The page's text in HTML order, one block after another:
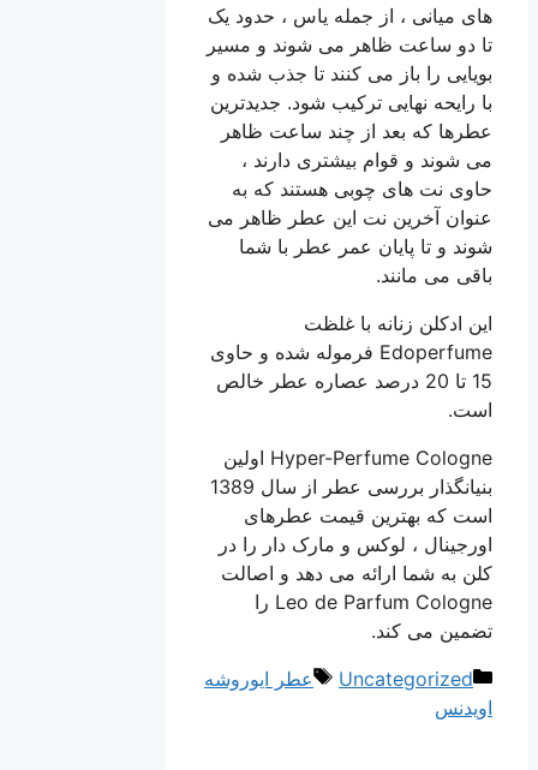
های میانی ، از جمله یاس ، حدود یک
تا دو ساعت ظاهر می شوند و مسیر
بویایی را باز می کنند تا جذب شده و
با رایحه نهایی ترکیب شود. جدیدترین
عطرها که بعد از چند ساعت ظاهر
می شوند و قوام بیشتری دارند ،
حاوی نت های چوبی هستند که به
عنوان آخرین نت این عطر ظاهر می
شوند و تا پایان عمر عطر با شما
باقی می مانند.
این ادکلن زنانه با غلظت
Edoperfume فرموله شده و حاوی
15 تا 20 درصد عصاره عطر خالص
است.
Hyper-Perfume Cologne اولین
بنیانگذار بررسی عطر از سال 1389
است که بهترین قیمت عطرهای
اورجینال ، لوکس و مارک دار را در
کلن به شما ارائه می دهد و اصالت
Leo de Parfum Cologne را
تضمین می کند.
دسته‌ها
Uncategorized برچسب‌ها
عطر ایوروشه
اویدنس